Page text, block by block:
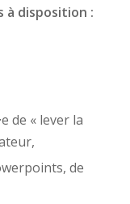
à disposition :
de « lever la
de